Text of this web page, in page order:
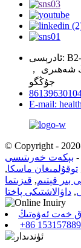
ئادرېسى: B2-1209 ، جىخۇيگۇ سانائەت بازىسى ، يۇقىرى
شەھىرى ，
جۇڭگو
E-mail:
© Copyright -
بېكەت خەرىتىسى -
توقۇلمىغان ماسكا,
بىر قېتىم, قىزىتما
, داۋالاشتىكى پاختا
خەت ئەۋەتىڭ
+86